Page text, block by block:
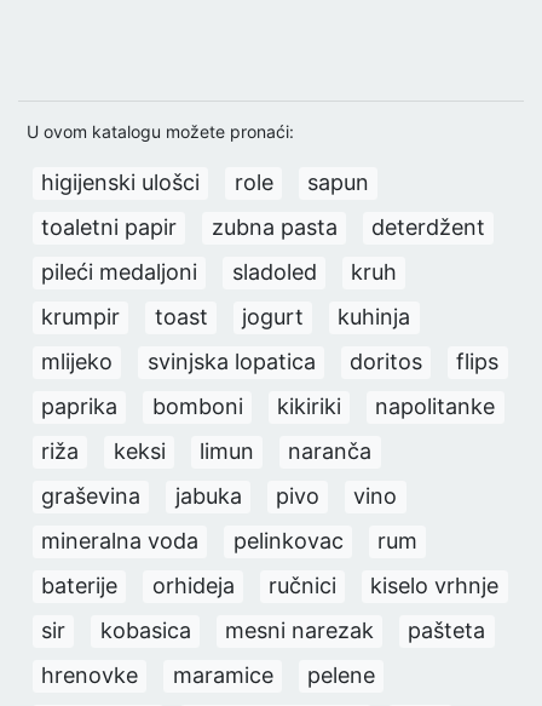
U ovom katalogu možete pronaći:
higijenski ulošci role
sapun
toaletni papir
zubna pasta
deterdžent
pileći medaljoni
sladoled
kruh
krumpir
toast jogurt
kuhinja
mlijeko
svinjska lopatica doritos
flips
paprika
bomboni kikiriki
napolitanke
riža
keksi limun
naranča
graševina
jabuka pivo
vino
mineralna voda
pelinkovac
rum
baterije
orhideja ručnici
kiselo vrhnje
sir
kobasica mesni narezak
pašteta
hrenovke
maramice
pelene